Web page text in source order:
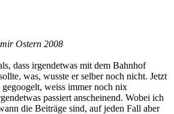
Ostern 2008
dass irgendetwas mit dem Bahnhof
was, wusste er selber noch nicht. Jetzt
weiss immer noch nix
passiert anscheinend. Wobei ich
die Beiträge sind, auf jeden Fall aber